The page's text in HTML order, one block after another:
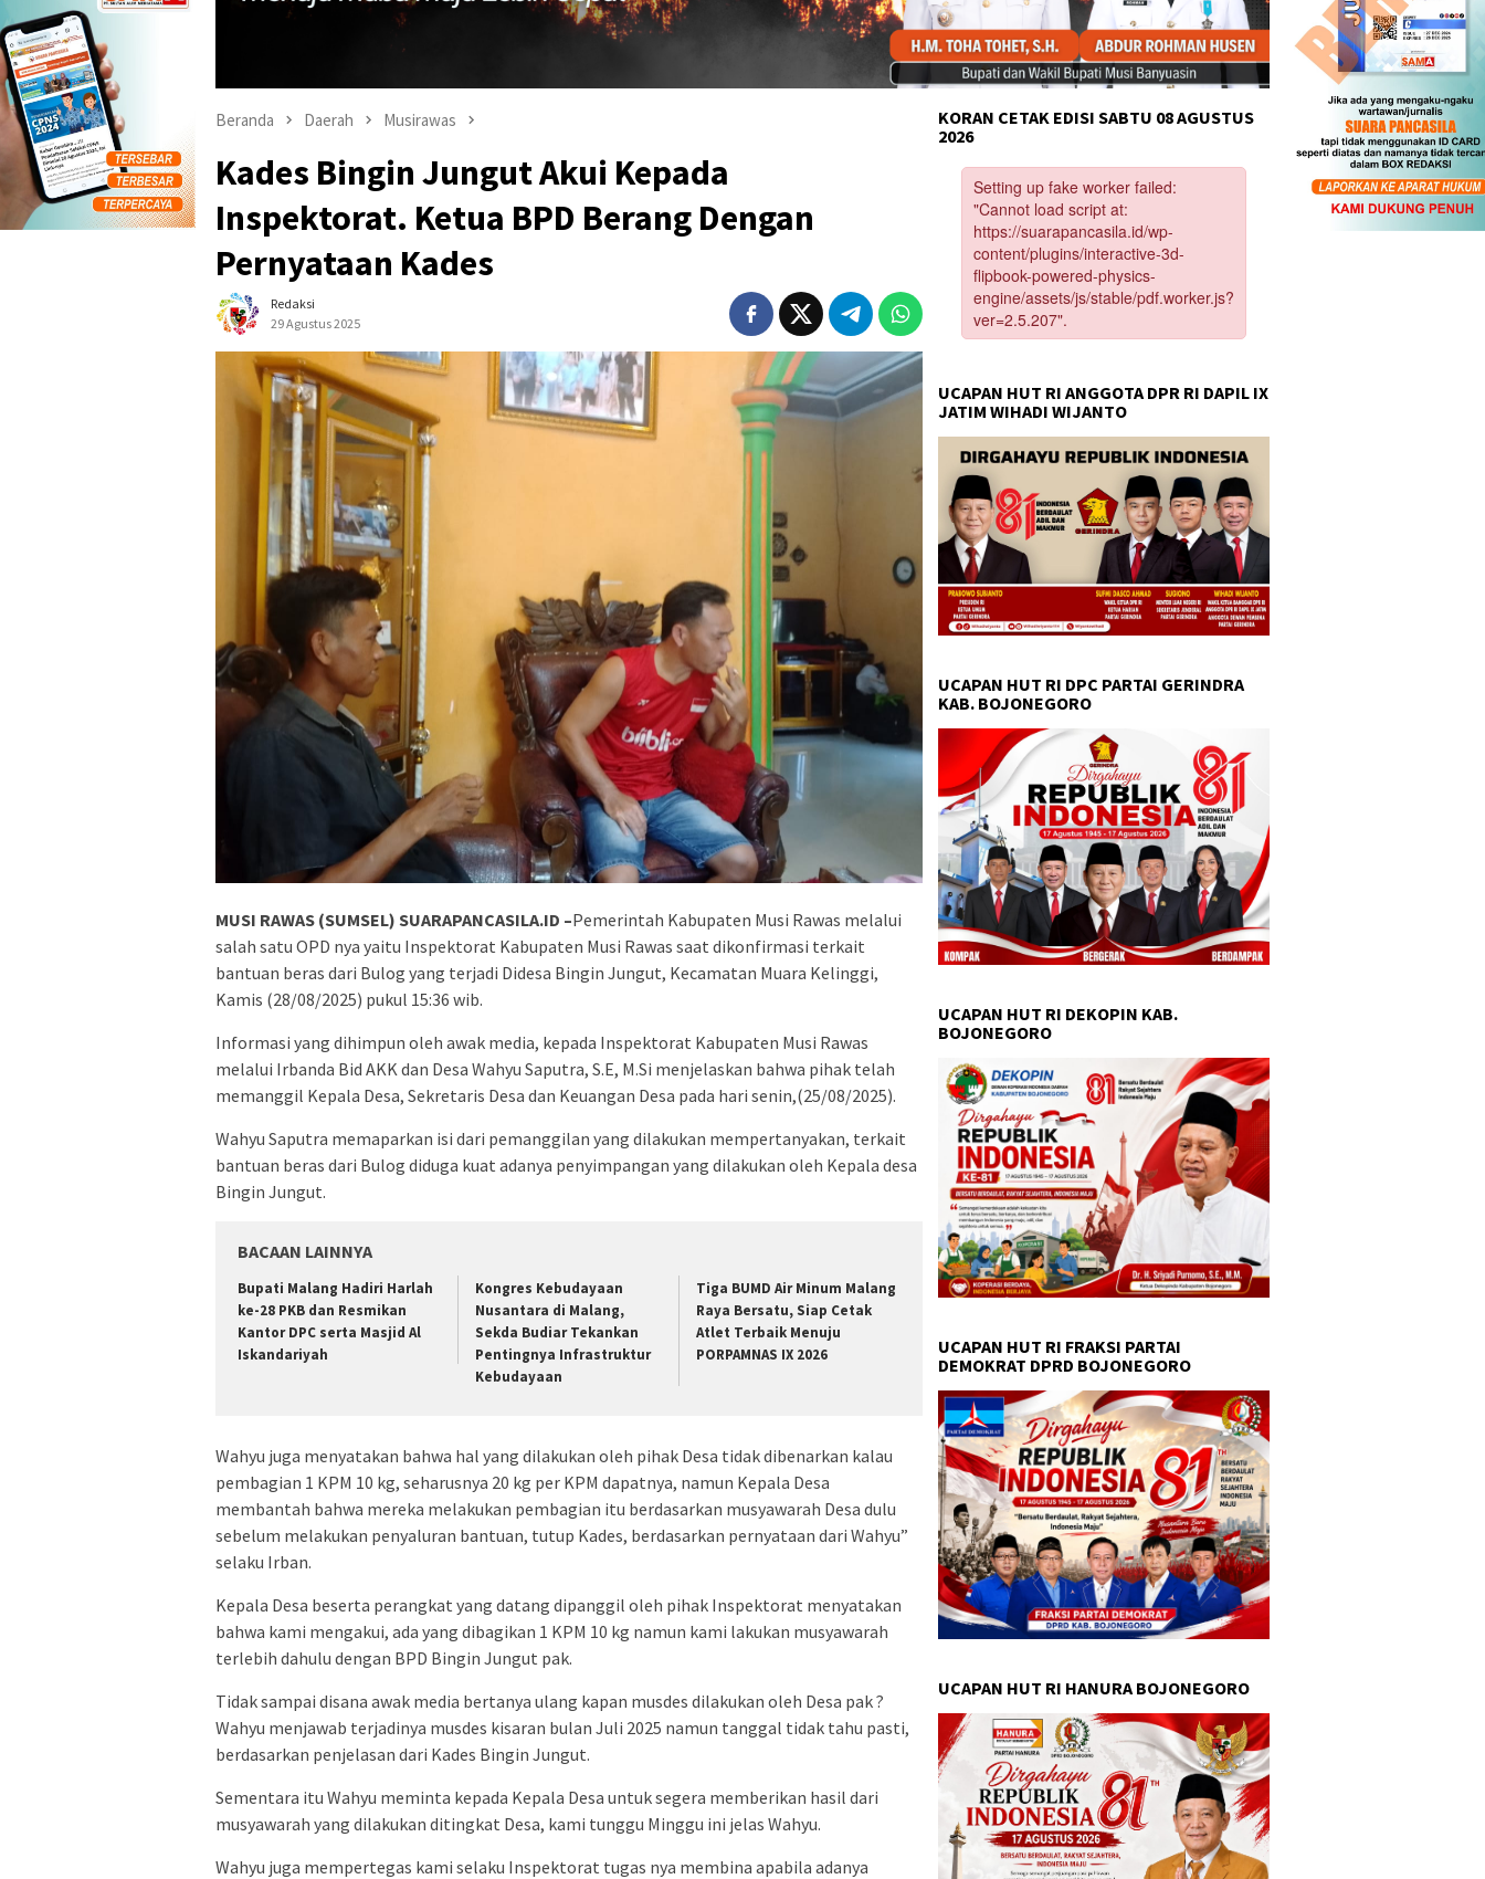
Beranda Daerah Musirawas
Kades Bingin Jungut Akui Kepada
Inspektorat. Ketua BPD Berang Dengan
Pernyataan Kades
Redaksi
29 Agustus 2025
MUSI RAWAS (SUMSEL) SUARAPANCASILA.ID –Pemerintah Kabupaten Musi Rawas melalui
salah satu OPD nya yaitu Inspektorat Kabupaten Musi Rawas saat dikonfirmasi terkait
bantuan beras dari Bulog yang terjadi Didesa Bingin Jungut, Kecamatan Muara Kelinggi,
Kamis (28/08/2025) pukul 15:36 wib.
Informasi yang dihimpun oleh awak media, kepada Inspektorat Kabupaten Musi Rawas
melalui Irbanda Bid AKK dan Desa Wahyu Saputra, S.E, M.Si menjelaskan bahwa pihak telah
memanggil Kepala Desa, Sekretaris Desa dan Keuangan Desa pada hari senin,(25/08/2025).
Wahyu Saputra memaparkan isi dari pemanggilan yang dilakukan mempertanyakan, terkait
bantuan beras dari Bulog diduga kuat adanya penyimpangan yang dilakukan oleh Kepala desa
Bingin Jungut.
BACAAN LAINNYA
Bupati Malang Hadiri Harlah
ke-28 PKB dan Resmikan
Kantor DPC serta Masjid Al
Iskandariyah
Kongres Kebudayaan
Nusantara di Malang,
Sekda Budiar Tekankan
Pentingnya Infrastruktur
Kebudayaan
Tiga BUMD Air Minum Malang
Raya Bersatu, Siap Cetak
Atlet Terbaik Menuju
PORPAMNAS IX 2026
Wahyu juga menyatakan bahwa hal yang dilakukan oleh pihak Desa tidak dibenarkan kalau
pembagian 1 KPM 10 kg, seharusnya 20 kg per KPM dapatnya, namun Kepala Desa
membantah bahwa mereka melakukan pembagian itu berdasarkan musyawarah Desa dulu
sebelum melakukan penyaluran bantuan, tutup Kades, berdasarkan pernyataan dari Wahyu”
selaku Irban.
Kepala Desa beserta perangkat yang datang dipanggil oleh pihak Inspektorat menyatakan
bahwa kami mengakui, ada yang dibagikan 1 KPM 10 kg namun kami lakukan musyawarah
terlebih dahulu dengan BPD Bingin Jungut pak.
Tidak sampai disana awak media bertanya ulang kapan musdes dilakukan oleh Desa pak ?
Wahyu menjawab terjadinya musdes kisaran bulan Juli 2025 namun tanggal tidak tahu pasti,
berdasarkan penjelasan dari Kades Bingin Jungut.
Sementara itu Wahyu meminta kepada Kepala Desa untuk segera memberikan hasil dari
musyawarah yang dilakukan ditingkat Desa, kami tunggu Minggu ini jelas Wahyu.
Wahyu juga mempertegas kami selaku Inspektorat tugas nya membina apabila adanya
KORAN CETAK EDISI SABTU 08 AGUSTUS
2026
UCAPAN HUT RI ANGGOTA DPR RI DAPIL IX
JATIM WIHADI WIJANTO
UCAPAN HUT RI DPC PARTAI GERINDRA
KAB. BOJONEGORO
UCAPAN HUT RI DEKOPIN KAB.
BOJONEGORO
UCAPAN HUT RI FRAKSI PARTAI
DEMOKRAT DPRD BOJONEGORO
UCAPAN HUT RI HANURA BOJONEGORO